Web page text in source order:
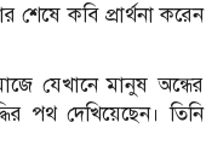
কবি প্রার্থনা করেন
যেখানে মানুষ অন্ধের
পথ দেখিয়েছেন। তিনি